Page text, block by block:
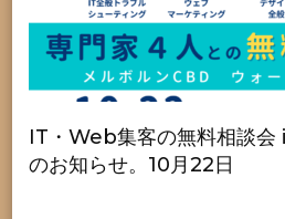
IT・Web集客の無料相談会
のお知らせ。10月22日